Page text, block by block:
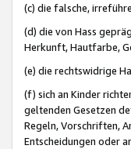
(c) die falsche,
(d) die von Hass
Herkunft, Hautfarbe,
(e) die rechtswidrige
(f) sich an Kinder
geltenden Gesetzen
Regeln, Vorschriften,
Entscheidungen oder